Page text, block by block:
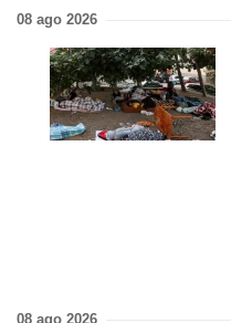
08 ago 2026
08 ago 2026